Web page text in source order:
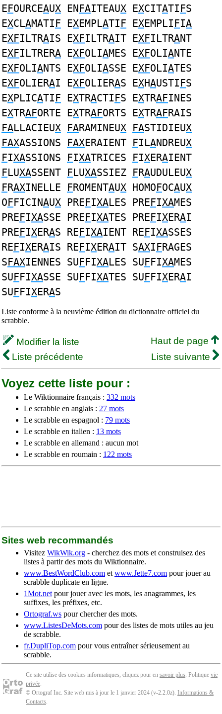
EFOURCEAUX ENFAITEAUX EXCITATIFS
EXCLAMATIF EXEMPLATIF EXEMPLIFIA
EXFILTRAIS EXFILTRAIT EXFILTRANT
EXFILTRERA EXFOLIAMES EXFOLIANTE
EXFOLIANTS EXFOLIASSE EXFOLIATES
EXFOLIERAI EXFOLIERAS EXHAUSTIFS
EXPLICATIF EXTRACTIFS EXTRAFINES
EXTRAFORTE EXTRAFORTS EXTRAFRAIS
FALLACIEUX FARAMINEUX FASTIDIEUX
FAXASSIONS FAXERAIENT FILANDREUX
FIXASSIONS FIXATRICES FIXERAIENT
FLUXASSENT FLUXASSIEZ FRAUDULEUX
FRAXINELLE FROMENTAUX HOMOFOCAUX
OFFICINAUX PREFIXALES PREFIXAMES
PREFIXASSE PREFIXATES PREFIXERAI
PREFIXERAS REFIXAIENT REFIXASSES
REFIXERAIS REFIXERAIT SAXIFRAGES
SFAXIENNES SUFFIXALES SUFFIXAMES
SUFFIXASSE SUFFIXATES SUFFIXERAI
SUFFIXERAS
Liste conforme à la neuvième édition du dictionnaire officiel du
scrabble.
Modifier la liste
Haut de page
Liste précédente
Liste suivante
Voyez cette liste pour :
Le Wiktionnaire français : 332 mots
Le scrabble en anglais : 27 mots
Le scrabble en espagnol : 79 mots
Le scrabble en italien : 13 mots
Le scrabble en allemand : aucun mot
Le scrabble en roumain : 122 mots
Sites web recommandés
Visitez WikWik.org - cherchez des mots et construisez des
listes à partir des mots du Wiktionnaire.
www.BestWordClub.com et www.Jette7.com pour jouer au
scrabble duplicate en ligne.
1Mot.net pour jouer avec les mots, les anagrammes, les
suffixes, les préfixes, etc.
Ortograf.ws pour chercher des mots.
www.ListesDeMots.com pour des listes de mots utiles au jeu
de scrabble.
fr.DupliTop.com pour vous entraîner sérieusement au
scrabble.
Ce site utilise des cookies informatiques, cliquez pour en savoir plus. Politique vie
privée.
© Ortograf Inc. Site web mis à jour le 1 janvier 2024 (v-2.2.0z). Informations &
Contacts.